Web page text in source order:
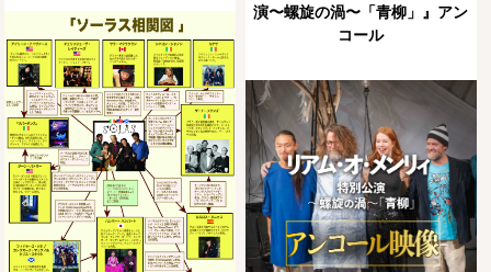
演〜螺旋の渦〜「青柳」』アン
コール